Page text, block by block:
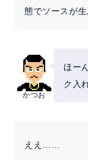
態でソースが
かつお
ほー
ク入
ええ……